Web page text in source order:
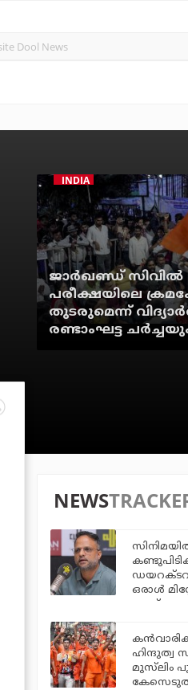
INDIA
ജാര്‍ഖണ്ഡ്
പരീക്ഷയിലെ
തുടരുമെന്ന്
രണ്ടാംഘട്ട
NEWS
ഒരാള്‍
ജൂഡ്
ഹിന്ദുത്വ
മുസ്‌ലിം